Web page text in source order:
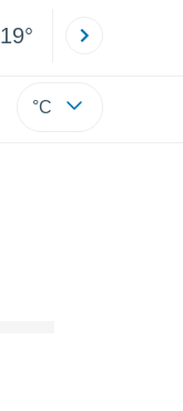
19°
°C